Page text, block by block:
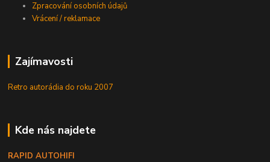
Zpracování osobních údajů
Vrácení / reklamace
Zajímavosti
Retro autorádia do roku 2007
Kde nás najdete
RAPID AUTOHIFI